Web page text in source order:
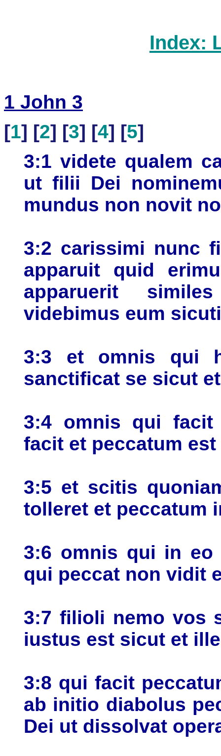
Index:
1 John 3
[1] [2] [3] [4] [5]
3:1 videte qualem
ut filii Dei
mundus non novit
3:2 carissimi nunc
apparuit quid
apparuerit
videbimus eum
3:3 et omnis qui
sanctificat se sicut
3:4 omnis qui facit
facit et peccatum
3:5 et scitis
tolleret et peccatum
3:6 omnis qui in eo
qui peccat non vidit
3:7 filioli nemo vos
iustus est sicut et
3:8 qui facit
ab initio diabolus
Dei ut dissolvat